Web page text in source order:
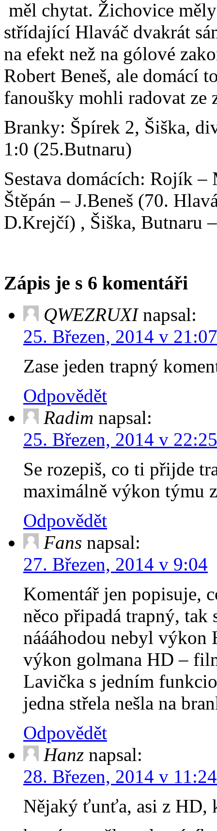
měl chytat. Žichovice
střídající Hlaváč dvakrát
na efekt než na gólové
Robert Beneš, ale domácí
fanoušky mohli radovat ze
Branky: Špírek 2, Šiška,
1:0 (25.Butnaru)
Sestava domácích: Rojík
Štěpán – J.Beneš (70.
D.Krejčí) , Šiška, Butnaru
Zápis je s 6 komentáři
QWEZRUXI napsal:
25. Březen, 2014 v 21:07
Zase jeden trapný
Odpovědět
Radim napsal:
25. Březen, 2014 v 22:25
Se rozepiš, co ti přijde
maximálně výkon týmu
Odpovědět
Fans napsal:
27. Březen, 2014 v 9:04
Komentář jen popisuje,
něco připadá trapný, tak
náááhodou nebyl
výkon golmana HD –
Lavička s jedním
jedna střela nešla na
Odpovědět
Hanz napsal:
28. Březen, 2014 v 11:24
Nějaký ťunťa, asi z HD,